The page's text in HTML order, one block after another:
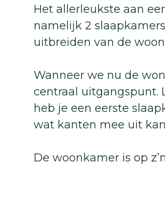
Het allerleukste aan
namelijk 2
uitbreiden van de
Wanneer we nu de
centraal uitgangspunt.
heb je een eerste
wat kanten mee uit
De woonkamer is op